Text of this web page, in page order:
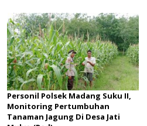
Dan Pengecekan Embung Di Desa
Batumarta VI
Personil Polsek Madang Suku II,
Monitoring Pertumbuhan
Tanaman Jagung Di Desa Jati